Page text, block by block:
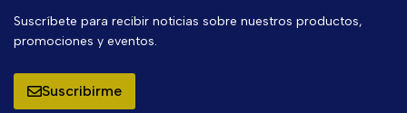
Suscríbete para recibir noticias sobre nuestros productos,
promociones y eventos.
Suscribirme